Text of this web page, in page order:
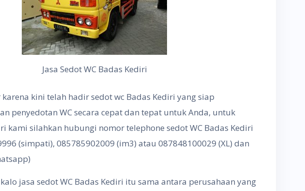
Jasa Sedot WC Badas Kediri
kini telah hadir sedot wc Badas Kediri yang siap
penyedotan WC secara cepat dan tepat untuk Anda, untuk
kami silahkan hubungi nomor telephone sedot WC Badas Kediri
(simpati), 085785902009 (im3) atau 087848100029 (XL) dan
jasa sedot WC Badas Kediri itu sama antara perusahaan yang